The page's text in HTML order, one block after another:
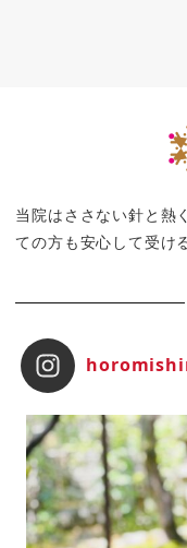
当院はささない針と熱
ての方も安心して受け